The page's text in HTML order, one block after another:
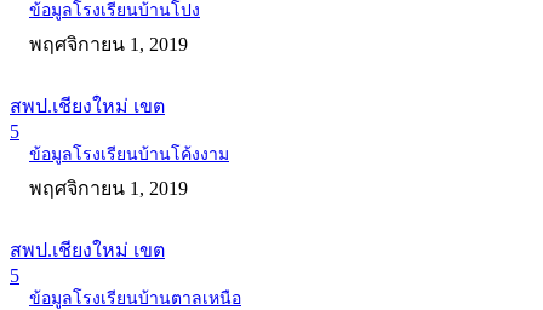
ข้อมูลโรงเรียนบ้านโปง
พฤศจิกายน 1, 2019
สพป.เชียงใหม่ เขต
5
ข้อมูลโรงเรียนบ้านโค้งงาม
พฤศจิกายน 1, 2019
สพป.เชียงใหม่ เขต
5
ข้อมูลโรงเรียนบ้านตาลเหนือ